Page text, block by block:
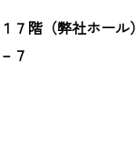
７階（弊社ホール）
７